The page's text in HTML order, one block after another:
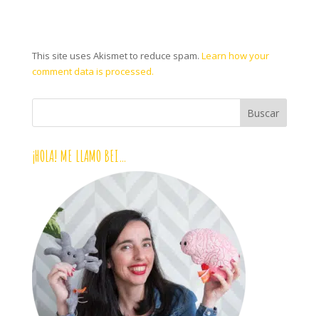
This site uses Akismet to reduce spam. Learn how your
comment data is processed.
¡HOLA! ME LLAMO BEI…